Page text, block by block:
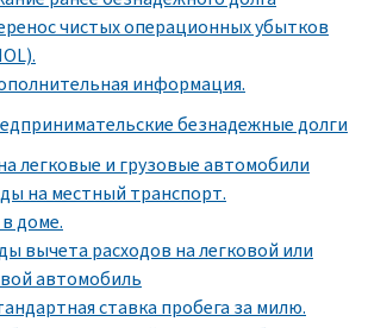
чистых операционных убытков
информация.
безнадежные долги
легковые и грузовые автомобили
на местный транспорт.
доме.
вычета расходов на легковой или
автомобиль
ставка пробега за милю.